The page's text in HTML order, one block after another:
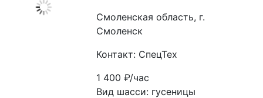
Смоленская область, г.
Смоленск
Контакт: СпецТех
1 400₽/час
Вид шасси: гусеницы